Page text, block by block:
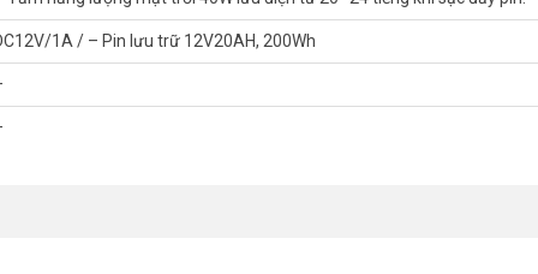
phát hiện chuyển động, theo dõi đối tượng Smart Tracking
bắt sóng tốt hơn
từ 20–24 tiếng khi sạc đầy pin)
1A / – Pin lưu trữ 12V20AH, 200Wh